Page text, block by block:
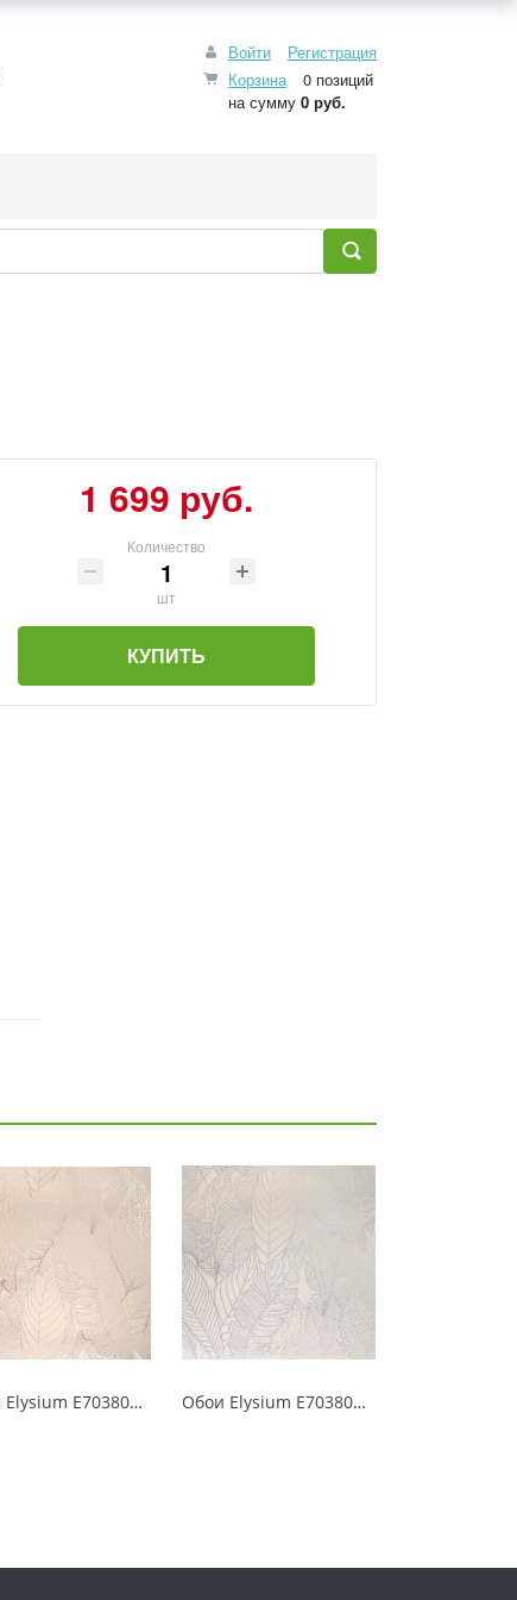
Войти
Регистрация
Корзина
0 позиций
на сумму 0 руб.
1 699 руб.
Количество
шт
КУПИТЬ
Обои Elysium E703802 Протея Обои Elysium E703800 Протея